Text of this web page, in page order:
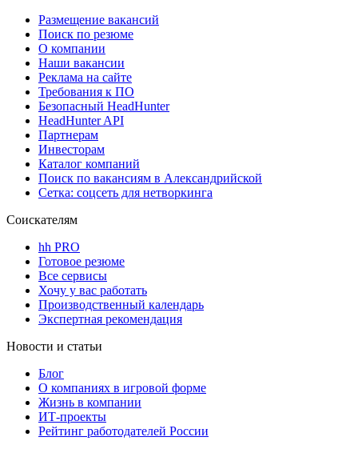
Размещение вакансий
Поиск по резюме
О компании
Наши вакансии
Реклама на сайте
Требования к ПО
Безопасный HeadHunter
HeadHunter API
Партнерам
Инвесторам
Каталог компаний
Поиск по вакансиям в Александрийской
Сетка: соцсеть для нетворкинга
Соискателям
hh PRO
Готовое резюме
Все сервисы
Хочу у вас работать
Производственный календарь
Экспертная рекомендация
Новости и статьи
Блог
О компаниях в игровой форме
Жизнь в компании
ИТ-проекты
Рейтинг работодателей России